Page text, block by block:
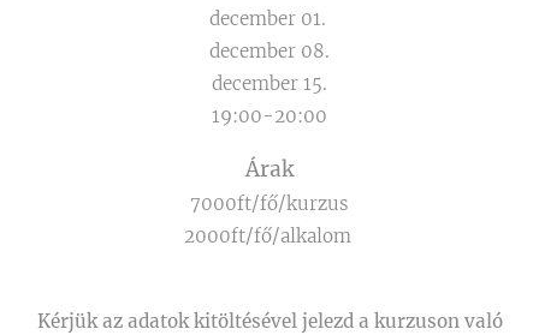
december 01.
december 08.
december 15.
19:00-20:00
Árak
7000ft/fő/kurzus
2000ft/fő/alkalom
Kérjük az adatok kitöltésével jelezd a kurzuson való